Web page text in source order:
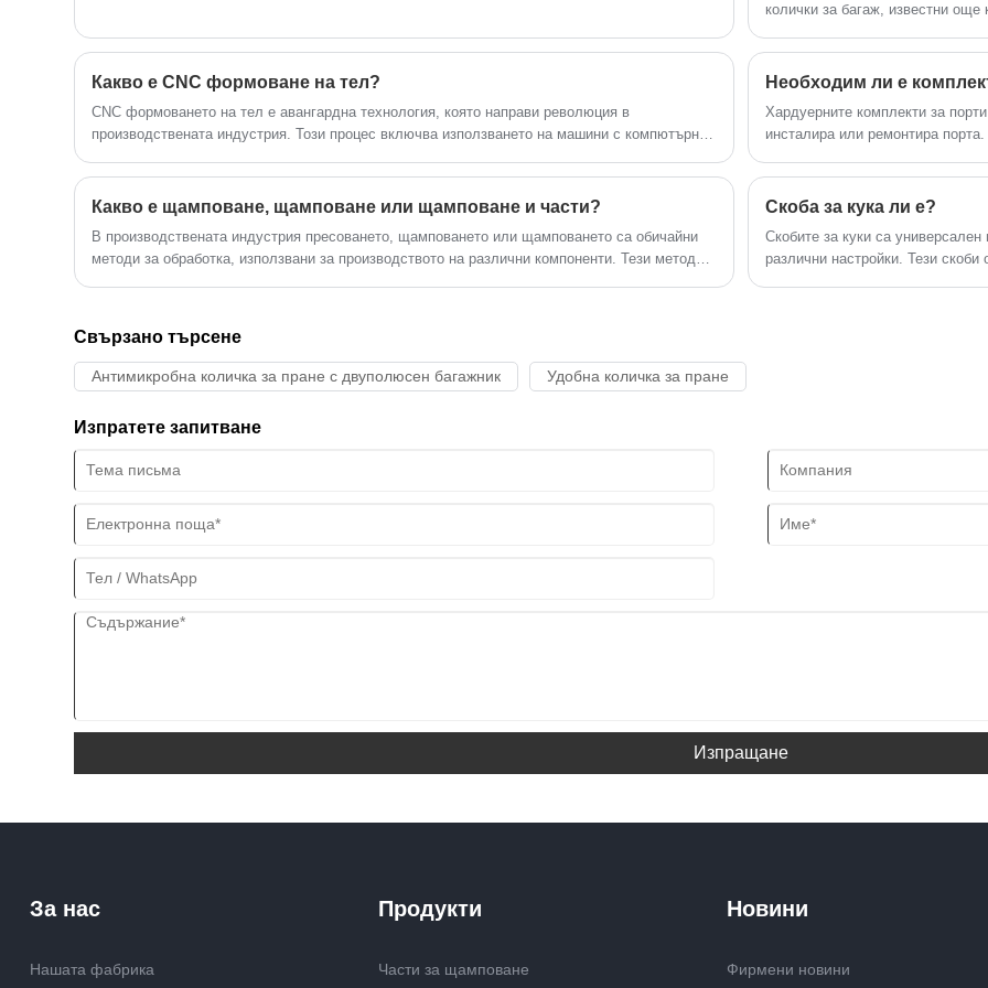
предоставяме OEM/ODM услуги. Ние
не само поддържаме
персонализирани услуги, но също така
предоставяме ценови листи. Добре
дошли да направите поръчка.
колички за багаж, известни още
летището, като например в
за коли под наем или на
Какво е CNC формоване на тел?
​CNC формоването на тел е авангардна технология, която направи революция в
производствената индустрия. Този процес включва използването на машини с компютърно
прецизни дизайни.
Необходим ли е
Хардуерните комплекти за
инсталира или ремонтира
и ключалки до дръжки и
да завършите проекта си.
Какво е щамповане, щамповане или щамповане и части?
В производствената индустрия пресоването, щамповането или щамповането са обичайни
методи за обработка, използвани за производството на различни компоненти. Тези методи
Скоба за кука ли е?
Скобите за куки са
различни настройки. Тези
Свързано търсене
Антимикробна количка за пране с двуполюсен багажник Удобна количка за пране
Изпратете запитване
Изпращане
За нас
Нашата фабрика
Продукти
Части за щамповане
Новини
Фирмени новини